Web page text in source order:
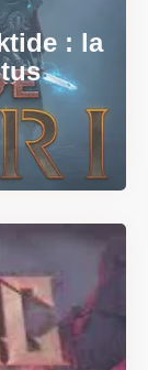
: la